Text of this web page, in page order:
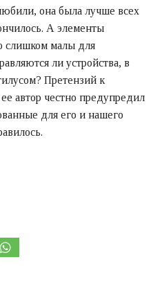
она была лучше всех
А элементы
слишком малы для
ли устройства, в
Претензий к
автор честно предупредил
для его и нашего